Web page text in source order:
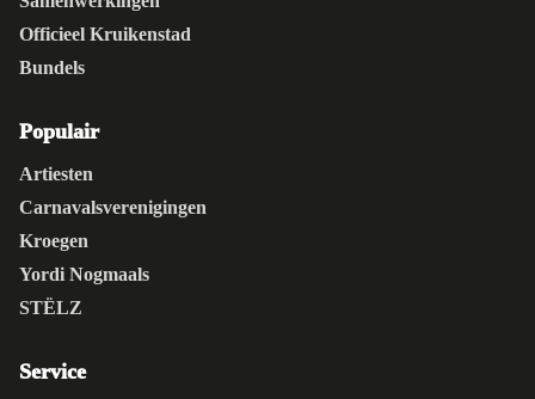
Officieel Kruikenstad
Bundels
Populair
Artiesten
Carnavalsverenigingen
Kroegen
Yordi Nogmaals
STËLZ
Service